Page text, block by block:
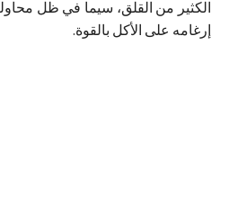
الكثير من القلق، سيما في ظل
إرغامه على الأكل بالقوة.